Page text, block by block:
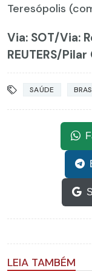
Teresópolis
Via: SOT/Via:
REUTERS/
SAÚDE
LEIA TAMBÉM